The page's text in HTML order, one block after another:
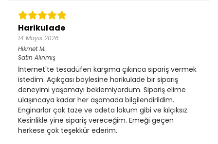
Harikulade
14 Mayıs 2026
Hikmet M.
Satın Alınmış
İnternet'te tesadüfen karşıma çıkınca sipariş vermek
istedim. Açıkçası böylesine harikulade bir sipariş
deneyimi yaşamayı beklemiyordum. Sipariş elime
ulaşıncaya kadar her aşamada bilgilendirildim.
Enginarlar çok taze ve adeta lokum gibi ve kılçıksız.
Kesinlikle yine sipariş vereceğim. Emeği geçen
herkese çok teşekkür ederim.